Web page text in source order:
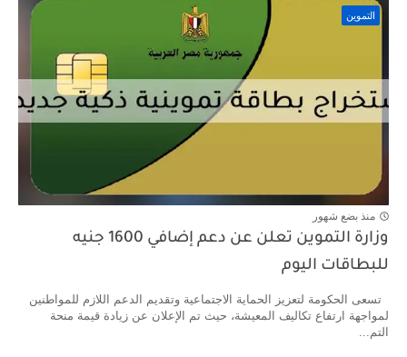
التموين
منذ بضع شهور
وزارة التموين تعلن عن دعم إضافي 1600 جنيه
للبطاقات اليوم
تسعى الحكومة لتعزيز الحماية الاجتماعية وتقديم الدعم اللازم للمواطنين
لمواجهة ارتفاع تكاليف المعيشة، حيث تم الإعلان عن زيادة قيمة منحة
التم...